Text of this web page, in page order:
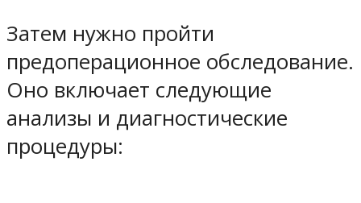
Затем нужно пройти
предоперационное обследование.
Оно включает следующие
анализы и диагностические
процедуры: